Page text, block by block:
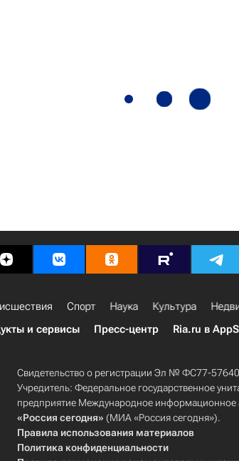
Спорт Наука Культура
и сервисы Пресс-центр Ria.ru в
Свидетельство о регистрации Эл № ФС77-57640
Учредитель: Федеральное государственное
предприятие Международное информационное
«Россия сегодня» (МИА «Россия сегодня»).
Правила использования материалов
Политика конфиденциальности